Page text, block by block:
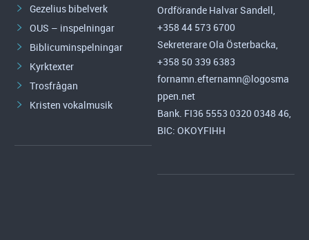
Gezelius bibelverk
OUS – inspelningar
Biblicuminspelningar
Kyrktexter
Trosfrågan
Kristen vokalmusik
Ordförande Halvar Sandell,
+358 44 573 6700
Sekreterare Ola Österbacka,
+358 50 339 6383
fornamn.efternamn@logosma
ppen.net
Bank. FI36 5553 0320 0348 46,
BIC: OKOYFIHH